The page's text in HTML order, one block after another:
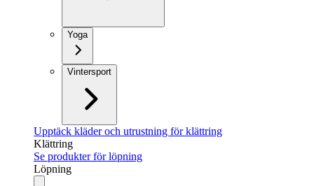
Yoga
Vintersport
Upptäck kläder och utrustning för klättring
Klättring
Se produkter för löpning
Löpning